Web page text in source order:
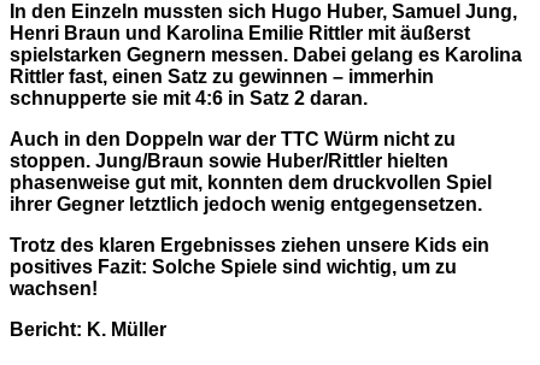
In den Einzeln mussten sich Hugo Huber, Samuel Jung,
Henri Braun und Karolina Emilie Rittler mit äußerst
spielstarken Gegnern messen. Dabei gelang es Karolina
Rittler fast, einen Satz zu gewinnen – immerhin
schnupperte sie mit 4:6 in Satz 2 daran.
Auch in den Doppeln war der TTC Würm nicht zu
stoppen. Jung/Braun sowie Huber/Rittler hielten
phasenweise gut mit, konnten dem druckvollen Spiel
ihrer Gegner letztlich jedoch wenig entgegensetzen.
Trotz des klaren Ergebnisses ziehen unsere Kids ein
positives Fazit: Solche Spiele sind wichtig, um zu
wachsen!
Bericht: K. Müller